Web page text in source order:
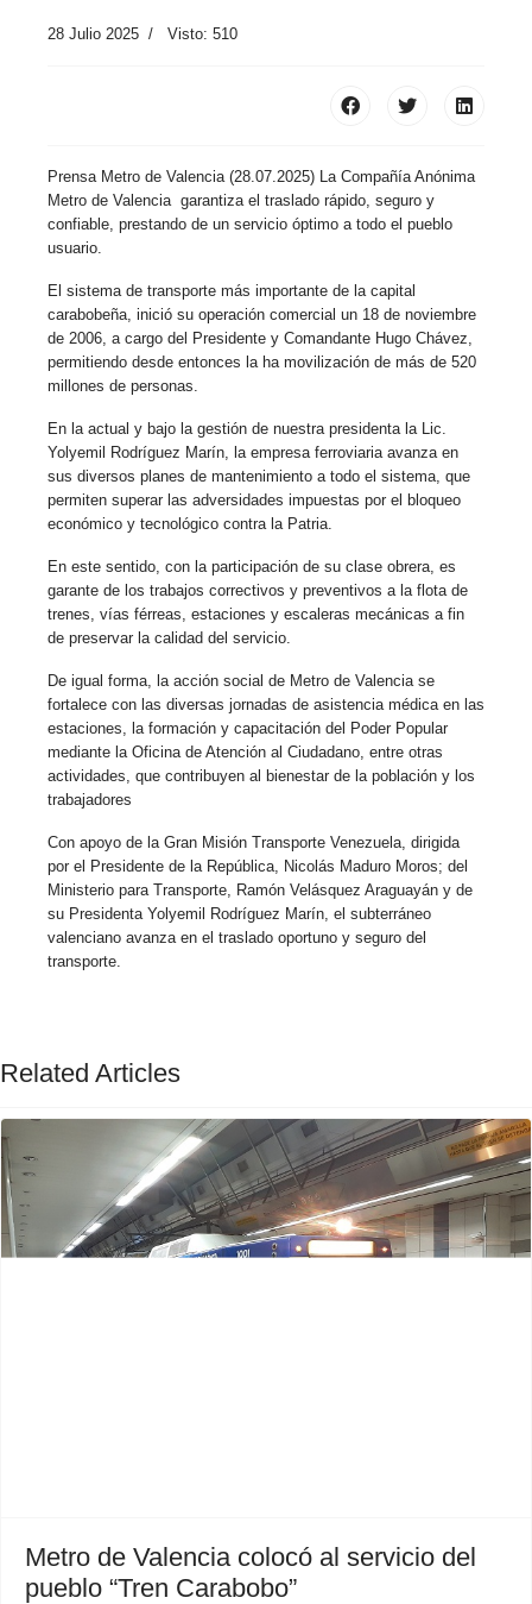
28 Julio 2025 Visto: 510
Prensa Metro de Valencia (28.07.2025) La Compañía Anónima
Metro de Valencia garantiza el traslado rápido, seguro y
confiable, prestando de un servicio óptimo a todo el pueblo
usuario.
El sistema de transporte más importante de la capital
carabobeña, inició su operación comercial un 18 de noviembre
de 2006, a cargo del Presidente y Comandante Hugo Chávez,
permitiendo desde entonces la ha movilización de más de 520
millones de personas.
En la actual y bajo la gestión de nuestra presidenta la Lic.
Yolyemil Rodríguez Marín, la empresa ferroviaria avanza en
sus diversos planes de mantenimiento a todo el sistema, que
permiten superar las adversidades impuestas por el bloqueo
económico y tecnológico contra la Patria.
En este sentido, con la participación de su clase obrera, es
garante de los trabajos correctivos y preventivos a la flota de
trenes, vías férreas, estaciones y escaleras mecánicas a fin
de preservar la calidad del servicio.
De igual forma, la acción social de Metro de Valencia se
fortalece con las diversas jornadas de asistencia médica en las
estaciones, la formación y capacitación del Poder Popular
mediante la Oficina de Atención al Ciudadano, entre otras
actividades, que contribuyen al bienestar de la población y los
trabajadores
Con apoyo de la Gran Misión Transporte Venezuela, dirigida
por el Presidente de la República, Nicolás Maduro Moros; del
Ministerio para Transporte, Ramón Velásquez Araguayán y de
su Presidenta Yolyemil Rodríguez Marín, el subterráneo
valenciano avanza en el traslado oportuno y seguro del
transporte.
Related Articles
Metro de Valencia colocó al servicio del
pueblo “Tren Carabobo”